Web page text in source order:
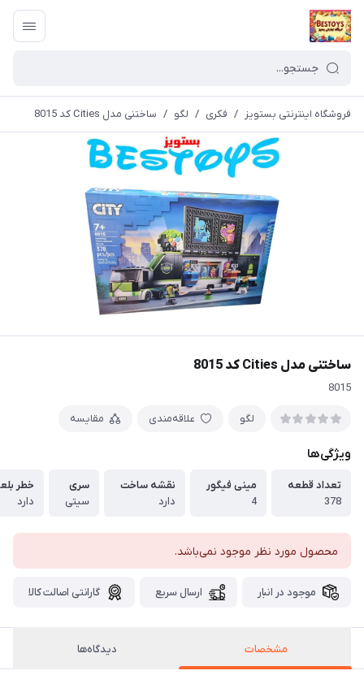
فروشگاه اینترنتی بستویز / فکری / لگو / ساختنی مدل Cities کد 8015
ساختنی مدل Cities کد 8015
8015
لگو علاقه‌مندی مقایسه
ویژگی‌ها
تعداد قطعه
378
مینی فیگور
4
نقشه ساخت
دارد
سری
سیتی
خطر
دارد
محصول مورد نظر موجود نمی‌باشد.
موجود در انبار ارسال سریع گارانتی اصالت کالا
مشخصات دیدگاه‌ها